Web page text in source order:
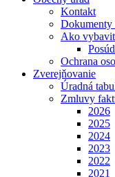
Kontakt
Dokumenty
Ako
Ochrana
Zverejňovanie
Úradná
Zmluvy
2026
2025
2024
2023
2022
2021